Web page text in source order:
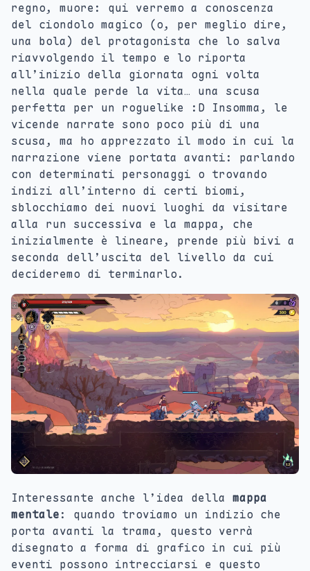
regno, muore: qui verremo a conoscenza
del ciondolo magico (o, per meglio dire,
una bola) del protagonista che lo salva
riavvolgendo il tempo e lo riporta
all’inizio della giornata ogni volta
nella quale perde la vita… una scusa
perfetta per un roguelike :D Insomma, le
vicende narrate sono poco più di una
scusa, ma ho apprezzato il modo in cui la
narrazione viene portata avanti: parlando
con determinati personaggi o trovando
indizi all’interno di certi biomi,
sblocchiamo dei nuovi luoghi da visitare
alla run successiva e la mappa, che
inizialmente è lineare, prende più bivi a
seconda dell’uscita del livello da cui
decideremo di terminarlo.
Interessante anche l’idea della mappa
mentale: quando troviamo un indizio che
porta avanti la trama, questo verrà
disegnato a forma di grafico in cui più
eventi possono intrecciarsi e questo